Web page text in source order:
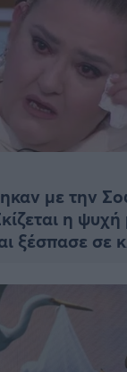
με την
η
ξέσπασε σε